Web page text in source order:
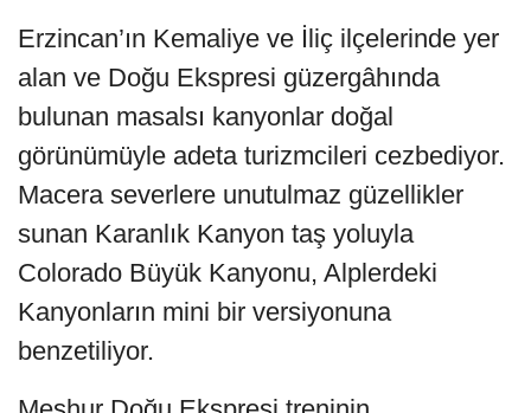
Erzincan’ın Kemaliye ve İliç ilçelerinde yer
alan ve Doğu Ekspresi güzergâhında
bulunan masalsı kanyonlar doğal
görünümüyle adeta turizmcileri cezbediyor.
Macera severlere unutulmaz güzellikler
sunan Karanlık Kanyon taş yoluyla
Colorado Büyük Kanyonu, Alplerdeki
Kanyonların mini bir versiyonuna
benzetiliyor.